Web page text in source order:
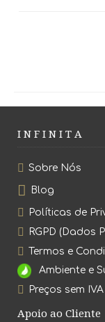
I N F I N I T A
Sobre Nós
Blog
Políticas de
RGPD (Dados
Termos e
Ambiente e
Preços sem
Apoio ao Cliente